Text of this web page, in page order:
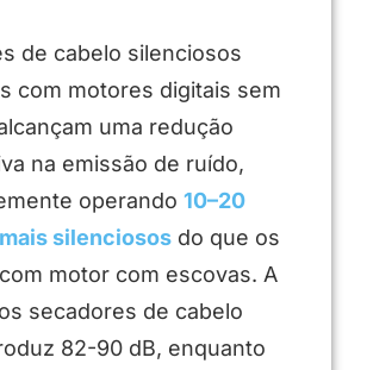
de cabelo silenciosos
com motores digitais sem
uma redução
na emissão de ruído,
operando 10–20
silenciosos do que os
motor com escovas. A
secadores de cabelo
82-90 dB, enquanto